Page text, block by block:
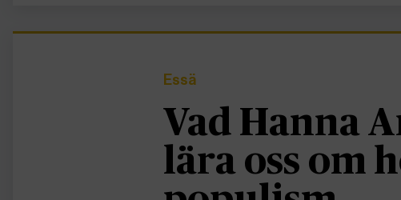
Essä
Vad Hanna
lära oss om